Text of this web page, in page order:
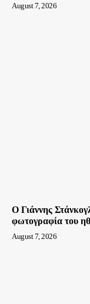
August 7, 2026
Ο Γιάννης
φωτογραφία του
August 7, 2026